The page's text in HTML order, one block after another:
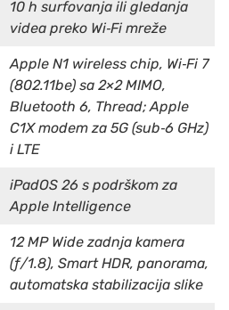
10 h surfovanja ili gledanja
videa preko Wi‑Fi mreže
Apple N1 wireless chip, Wi‑Fi 7
(802.11be) sa 2×2 MIMO,
Bluetooth 6, Thread; Apple
C1X modem za 5G (sub‑6 GHz)
i LTE
iPadOS 26 s podrškom za
Apple Intelligence
12 MP Wide zadnja kamera
(ƒ/1.8), Smart HDR, panorama,
automatska stabilizacija slike